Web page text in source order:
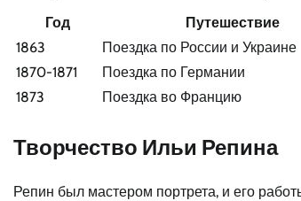
Год
Путешествие
1863
Поездка по России и Украине
1870-1871
Поездка по Германии
1873
Поездка во Францию
Творчество Ильи Репина
Репин был мастером портрета, и его